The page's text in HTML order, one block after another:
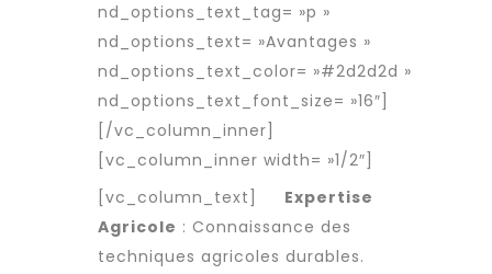
nd_options_text_tag= »p »
nd_options_text= »Avantages »
nd_options_text_color= »#2d2d2d »
nd_options_text_font_size= »16″]
[/vc_column_inner]
[vc_column_inner width= »1/2″]
[vc_column_text]
Expertise
Agricole : Connaissance des
techniques agricoles durables.